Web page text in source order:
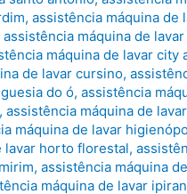
,assistência máquina de
assistência máquina de
máquina de lavar city
de lavar cursino,
do ó,assistência
,assistência máquina de
máquina de lavar
lavar horto florestal,
,assistência máquina
máquina de lavar